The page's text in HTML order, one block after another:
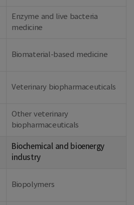
Enzyme and live bacteria
medicine
Biomaterial-based medicine
Veterinary biopharmaceuticals
Other veterinary
biopharmaceuticals
Biochemical and bioenergy
industry
Biopolymers